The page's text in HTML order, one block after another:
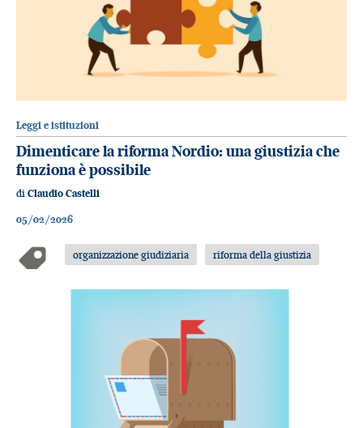
Leggi e istituzioni
Dimenticare la riforma Nordio: una giustizia che
funziona è possibile
di Claudio Castelli
05/02/2026
organizzazione giudiziaria riforma della giustizia